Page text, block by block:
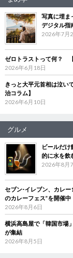
写真に埋
デジタル指
2026年7月
ゼロトラストって何？
2026年6月18日
きっと大平元首相は泣
治コラム】
2026年6月10日
グルメ
ビールだ
的に水を飲
2026年8月
セブン‐イレブン、カレ
のカレーフェス”を開催中
2026年8月6日
横浜高島屋で「韓国市場
が集結
2026年8月5日